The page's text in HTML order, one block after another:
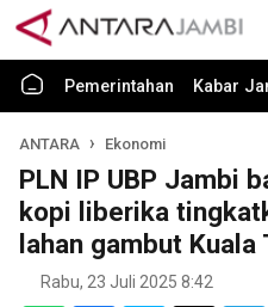
Pemerintahan Kabar
ANTARA Ekonomi
PLN IP UBP Jambi
kopi liberika
lahan gambut Kuala
Rabu, 23 Juli 2025 8:42